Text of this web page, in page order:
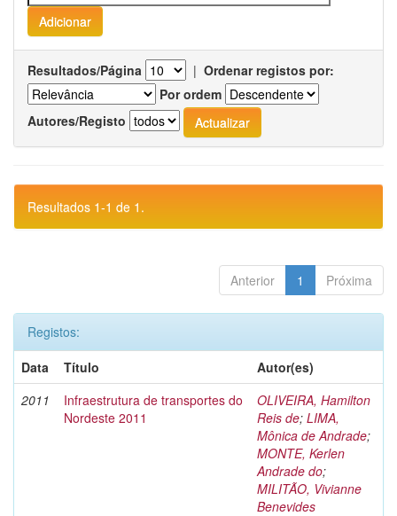
Resultados/Página | Ordenar registos por:
Por ordem
Autores/Registo
Resultados 1-1 de 1.
Anterior 1 Próxima
Registos:
Data
Título
Autor(es)
2011
Infraestrutura de transportes do
Nordeste 2011
OLIVEIRA, Hamilton
Reis de; LIMA,
Mônica de Andrade;
MONTE, Kerlen
Andrade do;
MILITÃO, Vivianne
Benevides